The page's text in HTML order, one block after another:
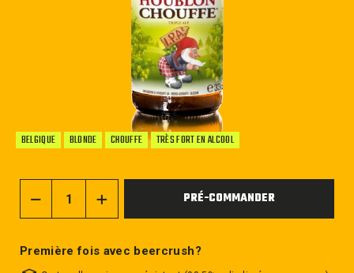
BELGIQUE BLONDE CHOUFFE TRÈS FORT EN ALCOOL
PRÉ-COMMANDER
Première fois avec beercrush?